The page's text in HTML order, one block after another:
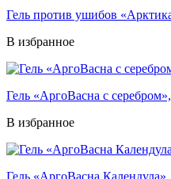
Гель против ушибов
В избранное
Гель «АргоВасна с
В избранное
Гель «АргоВасна